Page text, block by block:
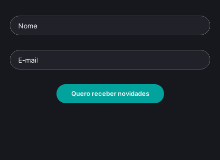
Quero receber novidades